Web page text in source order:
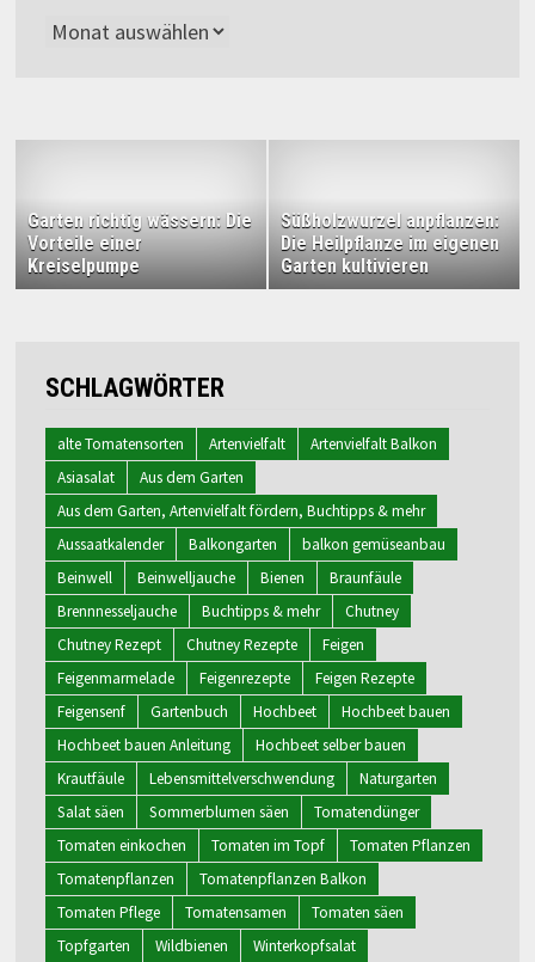
Archiv
Garten richtig wässern: Die
Vorteile einer
Kreiselpumpe
Süßholzwurzel anpflanzen:
Die Heilpflanze im eigenen
Garten kultivieren
SCHLAGWÖRTER
alte Tomatensorten Artenvielfalt
Artenvielfalt Balkon
Asiasalat
Aus dem Garten
Aus dem Garten, Artenvielfalt fördern, Buchtipps & mehr
Aussaatkalender
Balkongarten
balkon gemüseanbau
Beinwell
Beinwelljauche Bienen
Braunfäule
Brennnesseljauche
Buchtipps & mehr
Chutney
Chutney Rezept
Chutney Rezepte
Feigen
Feigenmarmelade
Feigenrezepte
Feigen Rezepte
Feigensenf
Gartenbuch Hochbeet
Hochbeet bauen
Hochbeet bauen Anleitung
Hochbeet selber bauen
Krautfäule
Lebensmittelverschwendung
Naturgarten
Salat säen
Sommerblumen säen
Tomatendünger
Tomaten einkochen
Tomaten im Topf
Tomaten Pflanzen
Tomatenpflanzen
Tomatenpflanzen Balkon
Tomaten Pflege
Tomatensamen
Tomaten säen
Topfgarten
Wildbienen Winterkopfsalat